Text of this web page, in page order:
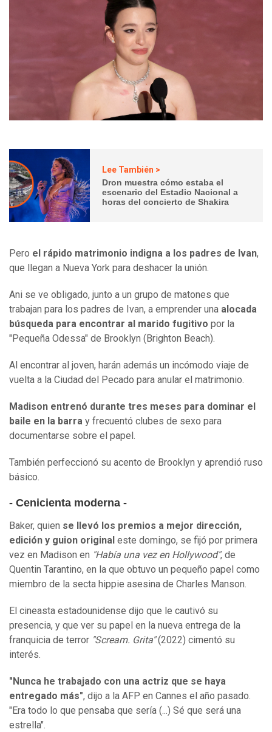
Lee También >
Dron muestra cómo estaba el
escenario del Estadio Nacional a
horas del concierto de Shakira
Pero el rápido matrimonio indigna a los padres de Ivan,
que llegan a Nueva York para deshacer la unión.
Ani se ve obligado, junto a un grupo de matones que
trabajan para los padres de Ivan, a emprender una alocada
búsqueda para encontrar al marido fugitivo por la
"Pequeña Odessa" de Brooklyn (Brighton Beach).
Al encontrar al joven, harán además un incómodo viaje de
vuelta a la Ciudad del Pecado para anular el matrimonio.
Madison entrenó durante tres meses para dominar el
baile en la barra y frecuentó clubes de sexo para
documentarse sobre el papel.
También perfeccionó su acento de Brooklyn y aprendió ruso
básico.
- Cenicienta moderna -
Baker, quien se llevó los premios a mejor dirección,
edición y guion original este domingo, se fijó por primera
vez en Madison en "Había una vez en Hollywood", de
Quentin Tarantino, en la que obtuvo un pequeño papel como
miembro de la secta hippie asesina de Charles Manson.
El cineasta estadounidense dijo que le cautivó su
presencia, y que ver su papel en la nueva entrega de la
franquicia de terror "Scream. Grita"(2022) cimentó su
interés.
"Nunca he trabajado con una actriz que se haya
entregado más", dijo a la AFP en Cannes el año pasado.
"Era todo lo que pensaba que sería (...) Sé que será una
estrella".